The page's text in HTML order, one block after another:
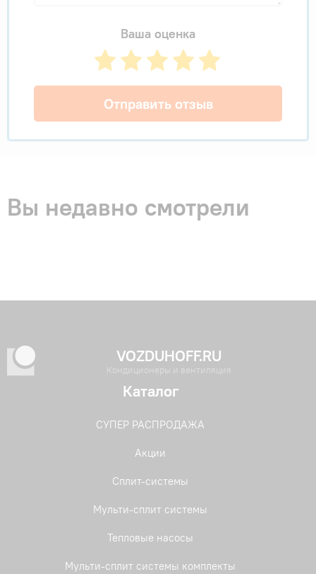
Ваша оценка
Отправить отзыв
Вы недавно смотрели
VOZDUHOFF.RU
Кондиционеры и вентиляция
Каталог
СУПЕР РАСПРОДАЖА
Акции
Сплит-системы
Мульти-сплит системы
Тепловые насосы
Мульти-сплит системы комплекты